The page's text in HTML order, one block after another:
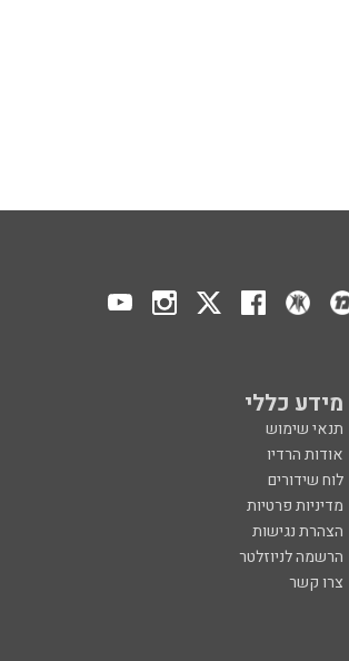
מידע כללי
תנאי שימוש
אודות הרדיו
לוח שידורים
מדיניות פרטיות
הצהרת נגישות
הרשמה לניוזלטר
צרו קשר